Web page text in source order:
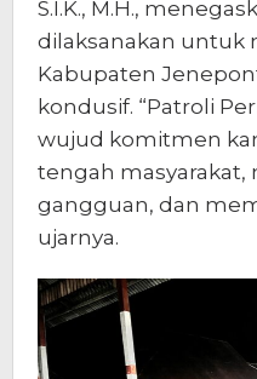
S.I.K., M.H.,
dilaksanakan untuk
Kabupaten
kondusif. “Patroli
wujud komitmen
tengah
gangguan, dan
ujarnya.